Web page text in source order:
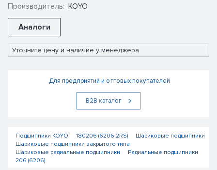
Производитель: KOYO
Аналоги
Уточните цену и наличие у менеджера
Для предприятий и оптовых покупателей
В2В каталог
Подшипники KOYO 180206 (6206 2RS)
Шариковые подшипники
Шариковые подшипники закрытого типа
Шариковые радиальные подшипники
Радиальные подшипники
206 (6206)